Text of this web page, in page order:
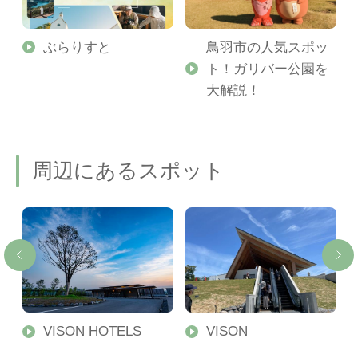
ぶらりすと
鳥羽市の人気スポッ
ト！ガリバー公園を
大解説！
周辺にあるスポット
VISON HOTELS VISON